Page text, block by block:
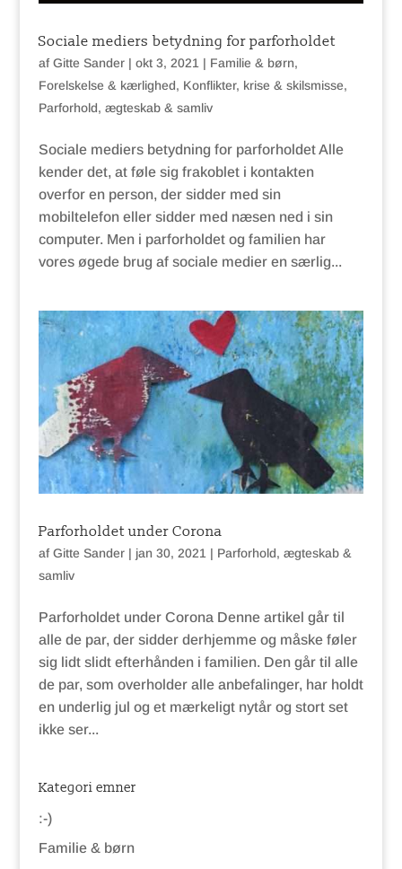
Sociale mediers betydning for parforholdet
afGitte Sander| okt 3, 2021 | Familie & børn,
Forelskelse & kærlighed, Konflikter, krise & skilsmisse,
Parforhold, ægteskab & samliv
Sociale mediers betydning for parforholdet Alle
kender det, at føle sig frakoblet i kontakten
overfor en person, der sidder med sin
mobiltelefon eller sidder med næsen ned i sin
computer. Men i parforholdet og familien har
vores øgede brug af sociale medier en særlig...
Parforholdet under Corona
afGitte Sander| jan 30, 2021| Parforhold, ægteskab &
samliv
Parforholdet under Corona Denne artikel går til
alle de par, der sidder derhjemme og måske føler
sig lidt slidt efterhånden i familien. Den går til alle
de par, som overholder alle anbefalinger, har holdt
en underlig jul og et mærkeligt nytår og stort set
ikke ser...
Kategori emner
:-)
Familie & børn